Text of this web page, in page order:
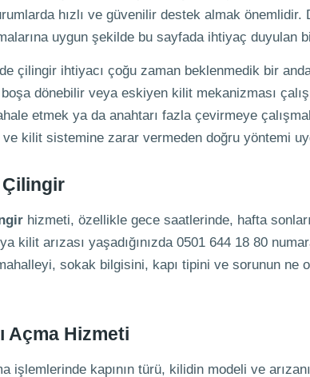
hızlı ve güvenilir destek almak
uygun şekilde bu sayfada ihtiyaç duyulan
çilingir ihtiyacı çoğu zaman beklenmedik bir
boşa dönebilir veya eskiyen kilit mekanizması
etmek ya da anahtarı fazla çevirmeye
ve kilit sistemine zarar vermeden doğru yöntemi
hizmeti, özellikle gece saatlerinde, hafta
kilit arızası yaşadığınızda 0501 644 18 80
sokak bilgisini, kapı tipini ve sorunun ne
Açma Hizmeti
işlemlerinde kapının türü, kilidin modeli ve